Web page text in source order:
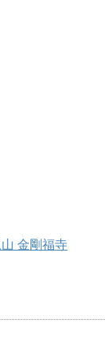
金剛福寺